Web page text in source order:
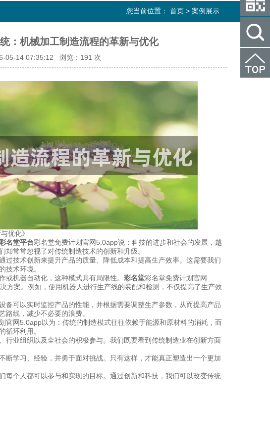
您当前位置： 首页 > 案例展示
：机械加工制造流程的革新与优化
05-14 07:35:12 浏览： 191 次
优化》
名堂平台彩名堂免费计划官网5.0app说：科技的进步和社会的发展，越
常常忽视了对传统制造技术的创新和升级。
技术创新来提升产品的质量、降低成本和提高生产效率。这需要我们
技术环境。
机器自动化，这种模式具有局限性。 彩名堂彩名堂免费计划官网
方案。例如，使用机器人进行生产线的装配和检测，不仅提高了生产效
可以实时监控产品的性能，并根据需要调整生产参数，从而提高产品
路线，减少不必要的浪费。
网5.0app以为：传统的制造模式往往依赖于能源和原材料的消耗，而
循环利用。
行业组织以及全社会的积极参与。我们既要看到传统制造业在创新方面
学习、经验，并勇于面对挑战。只有这样，才能真正塑造出一个更加
个人都可以参与和实现的目标。通过创新和科技，我们可以改变传统